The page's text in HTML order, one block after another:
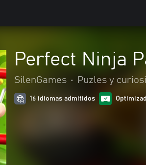
Perfect Ninja
SilenGames • Puzles y
16 idiomas admitidos